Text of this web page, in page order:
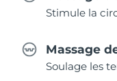
Stimule la
Massage
Soulage les